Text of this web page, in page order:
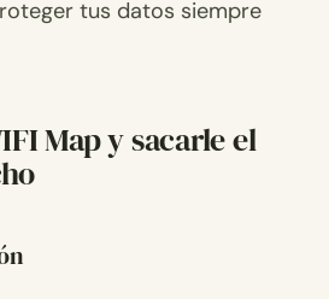
tus datos siempre
Map y sacarle el